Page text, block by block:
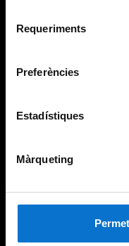
consultar laPolítica
Requeriments
Preferències
Estadístiques
Màrqueting